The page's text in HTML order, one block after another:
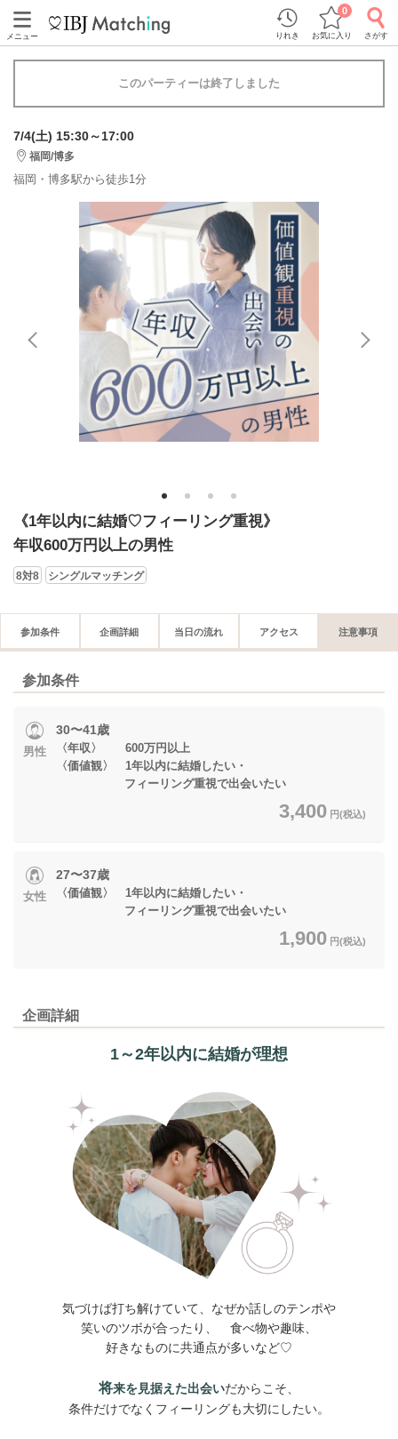
メニュー りれき お気に入り
0
さがす
このパーティーは終了しました
7/4(土) 15:30～17:00
福岡/博多
福岡・博多駅から徒歩1分
1 2 3 4
《1年以内に結婚♡フィーリング重視》
年収600万円以上の男性
8対8 シングルマッチング
参加条件 企画詳細 当日の流れ アクセス 注意事項
参加条件
男性
30〜41歳
〈年収〉 600万円以上
〈価値観〉 1年以内に結婚したい・
フィーリング重視で出会いたい
3,400 円(税込)
女性
27〜37歳
〈価値観〉 1年以内に結婚したい・
フィーリング重視で出会いたい
1,900 円(税込)
企画詳細
1～2年以内に結婚が理想
気づけば打ち解けていて、なぜか話しのテンポや
笑いのツボが合ったり、 食べ物や趣味、
好きなものに共通点が多いなど♡
将来を見据えた出会いだからこそ、
条件だけでなくフィーリングも大切にしたい。